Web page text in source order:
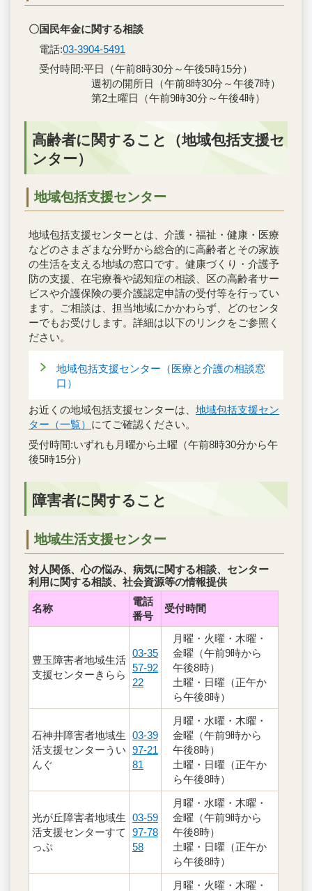
〇国民年金に関する相談
電話:03-3904-5491
受付時間:平日（午前8時30分～午後5時15分）
週初の開所日（午前8時30分～午後7時）
第2土曜日（午前9時30分～午後4時）
高齢者に関すること（地域包括支援セ
ンター）
地域包括支援センター
地域包括支援センターとは、介護・福祉・健康・医療
などのさまざまな分野から総合的に高齢者とその家族
の生活を支える地域の窓口です。健康づくり・介護予
防の支援、在宅療養や認知症の相談、区の高齢者サー
ビスや介護保険の要介護認定申請の受付等を行ってい
ます。ご相談は、担当地域にかかわらず、どのセンタ
ーでもお受けします。詳細は以下のリンクをご参照く
ださい。
地域包括支援センター（医療と介護の相談窓
口）
お近くの地域包括支援センターは、 地域包括支援セン
ター（一覧） にてご確認ください。
受付時間:いずれも月曜から土曜（午前8時30分から午
後5時15分）
障害者に関すること
地域生活支援センター
対人関係、心の悩み、病気に関する相談、センター
利用に関する相談、社会資源等の情報提供
名称
電話
番号
受付時間
豊玉障害者地域生活
支援センターきらら
03-35
57-92
22
月曜・火曜・木曜・
金曜（午前9時から
午後8時）
土曜・日曜（正午か
ら午後8時）
石神井障害者地域生
活支援センターうい
んぐ
03-39
97-21
81
月曜・水曜・木曜・
金曜（午前9時から
午後8時）
土曜・日曜（正午か
ら午後8時）
光が丘障害者地域生
活支援センターすて
っぷ
03-59
97-78
58
月曜・水曜・木曜・
金曜（午前9時から
午後8時）
土曜・日曜（正午か
ら午後8時）
月曜・火曜・木曜・